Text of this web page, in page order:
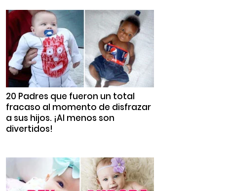
20 Padres que fueron un total
fracaso al momento de disfrazar
a sus hijos. ¡Al menos son
divertidos!